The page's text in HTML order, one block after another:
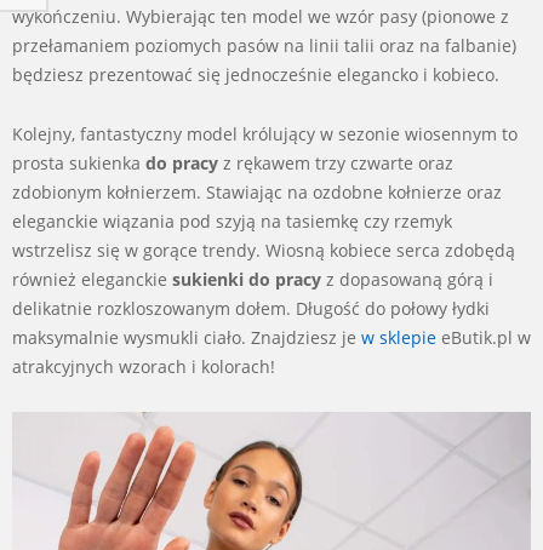
wykończeniu. Wybierając ten model we wzór pasy (pionowe z
przełamaniem poziomych pasów na linii talii oraz na falbanie)
będziesz prezentować się jednocześnie elegancko i kobieco.
Kolejny, fantastyczny model królujący w sezonie wiosennym to
prosta sukienka do pracy z rękawem trzy czwarte oraz
zdobionym kołnierzem. Stawiając na ozdobne kołnierze oraz
eleganckie wiązania pod szyją na tasiemkę czy rzemyk
wstrzelisz się w gorące trendy. Wiosną kobiece serca zdobędą
również eleganckie sukienki do pracy z dopasowaną górą i
delikatnie rozkloszowanym dołem. Długość do połowy łydki
maksymalnie wysmukli ciało. Znajdziesz je w sklepie eButik.pl w
atrakcyjnych wzorach i kolorach!